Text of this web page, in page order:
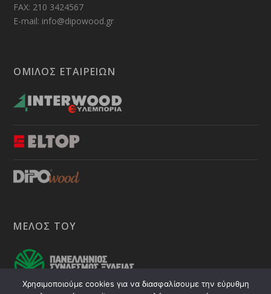
FAX: 210 3424567
E-mail: info@dipowood.gr
ΟΜΙΛΟΣ ΕΤΑΙΡΕΙΩΝ
ΜΕΛΟΣ ΤΟΥ
Χρησιμοποιούμε cookies για να διασφαλίσουμε την εύρυθμη